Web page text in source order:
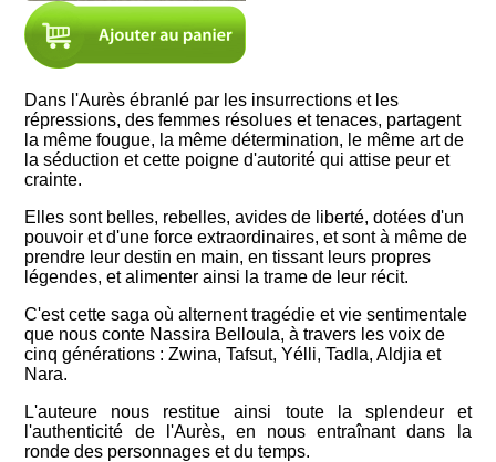
Dans l'Aurès ébranlé par les insurrections et les
répressions, des femmes résolues et tenaces, partagent
la même fougue, la même détermination, le même art de
la séduction et cette poigne d'autorité qui attise peur et
crainte.
Elles sont belles, rebelles, avides de liberté, dotées d'un
pouvoir et d'une force extraordinaires, et sont à même de
prendre leur destin en main, en tissant leurs propres
légendes, et alimenter ainsi la trame de leur récit.
C'est cette saga où alternent tragédie et vie sentimen­tale
que nous conte Nassira Belloula, à travers les voix de
cinq générations : Zwina, Tafsut, Yélli, Tadla, Aldjia et
Nara.
L'auteure nous restitue ainsi toute la splendeur et
l'authenticité de l'Aurès, en nous entraînant dans la
ronde des personnages et du temps.